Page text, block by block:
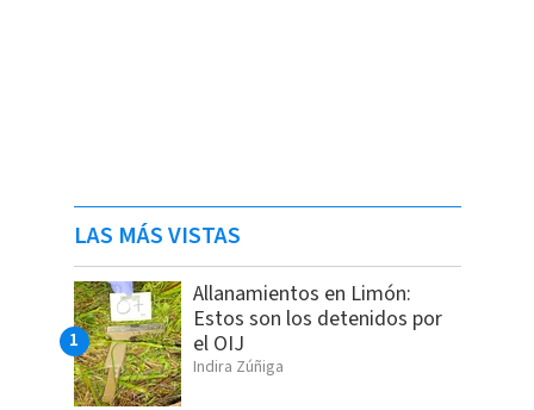
LAS MÁS VISTAS
Allanamientos en Limón:
Estos son los detenidos por
el OIJ
Indira Zúñiga